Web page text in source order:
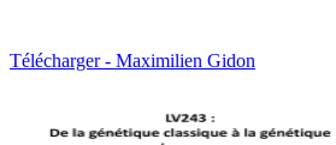
Télécharger - Maximilien Gidon